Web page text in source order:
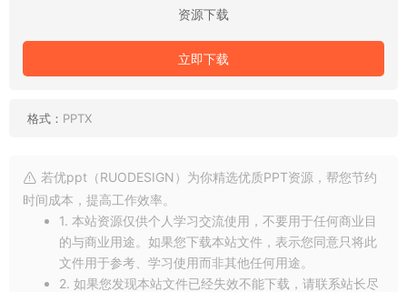
资源下载
立即下载
格式： PPTX
若优ppt（RUODESIGN）为你精选优质PPT资源，帮您节约
时间成本，提高工作效率。
1. 本站资源仅供个人学习交流使用，不要用于任何商业目
的与商业用途。如果您下载本站文件，表示您同意只将此
文件用于参考、学习使用而非其他任何用途。
2. 如果您发现本站文件已经失效不能下载，请联系站长尽